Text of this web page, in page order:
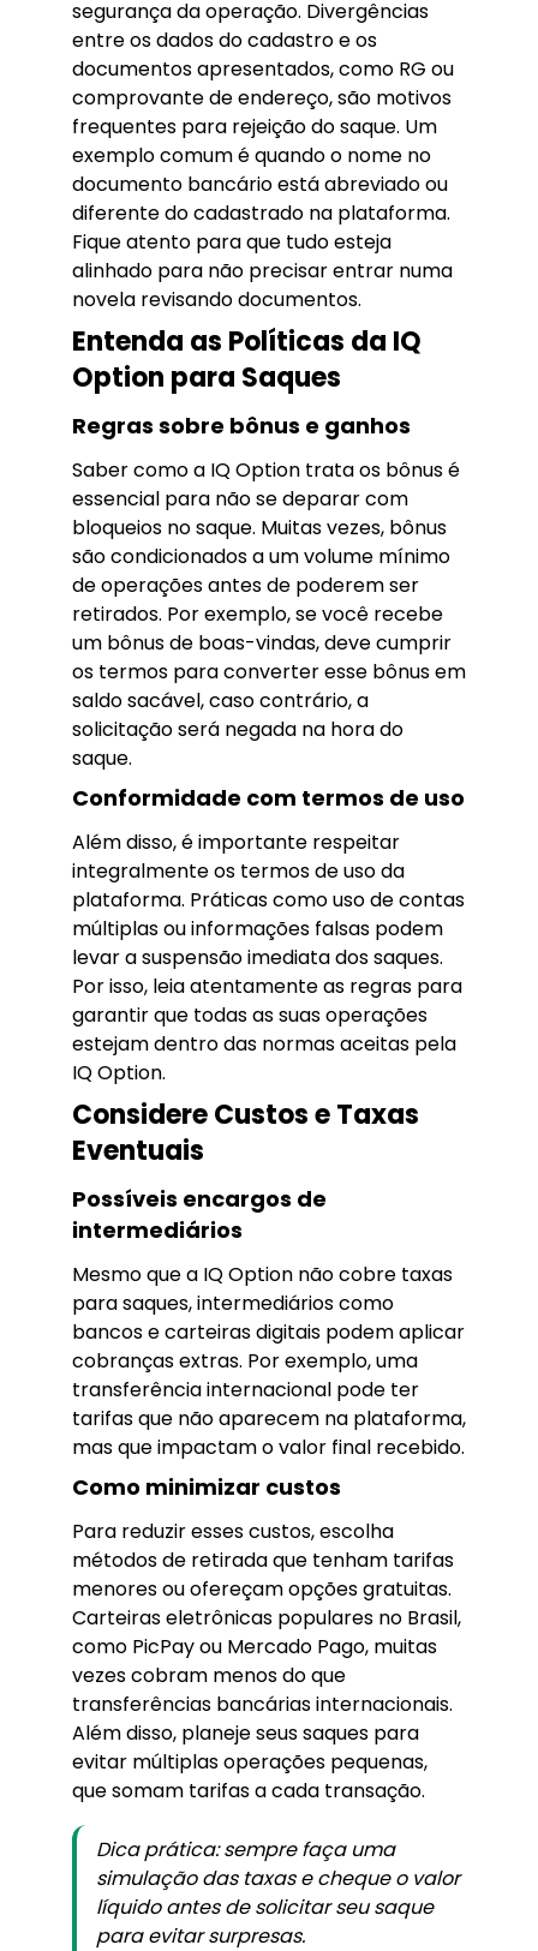
segurança da operação. Divergências
entre os dados do cadastro e os
documentos apresentados, como RG ou
comprovante de endereço, são motivos
frequentes para rejeição do saque. Um
exemplo comum é quando o nome no
documento bancário está abreviado ou
diferente do cadastrado na plataforma.
Fique atento para que tudo esteja
alinhado para não precisar entrar numa
novela revisando documentos.
Entenda as Políticas da IQ
Option para Saques
Regras sobre bônus e ganhos
Saber como a IQ Option trata os bônus é
essencial para não se deparar com
bloqueios no saque. Muitas vezes, bônus
são condicionados a um volume mínimo
de operações antes de poderem ser
retirados. Por exemplo, se você recebe
um bônus de boas-vindas, deve cumprir
os termos para converter esse bônus em
saldo sacável, caso contrário, a
solicitação será negada na hora do
saque.
Conformidade com termos de uso
Além disso, é importante respeitar
integralmente os termos de uso da
plataforma. Práticas como uso de contas
múltiplas ou informações falsas podem
levar a suspensão imediata dos saques.
Por isso, leia atentamente as regras para
garantir que todas as suas operações
estejam dentro das normas aceitas pela
IQ Option.
Considere Custos e Taxas
Eventuais
Possíveis encargos de
intermediários
Mesmo que a IQ Option não cobre taxas
para saques, intermediários como
bancos e carteiras digitais podem aplicar
cobranças extras. Por exemplo, uma
transferência internacional pode ter
tarifas que não aparecem na plataforma,
mas que impactam o valor final recebido.
Como minimizar custos
Para reduzir esses custos, escolha
métodos de retirada que tenham tarifas
menores ou ofereçam opções gratuitas.
Carteiras eletrônicas populares no Brasil,
como PicPay ou Mercado Pago, muitas
vezes cobram menos do que
transferências bancárias internacionais.
Além disso, planeje seus saques para
evitar múltiplas operações pequenas,
que somam tarifas a cada transação.
Dica prática: sempre faça uma
simulação das taxas e cheque o valor
líquido antes de solicitar seu saque
para evitar surpresas.